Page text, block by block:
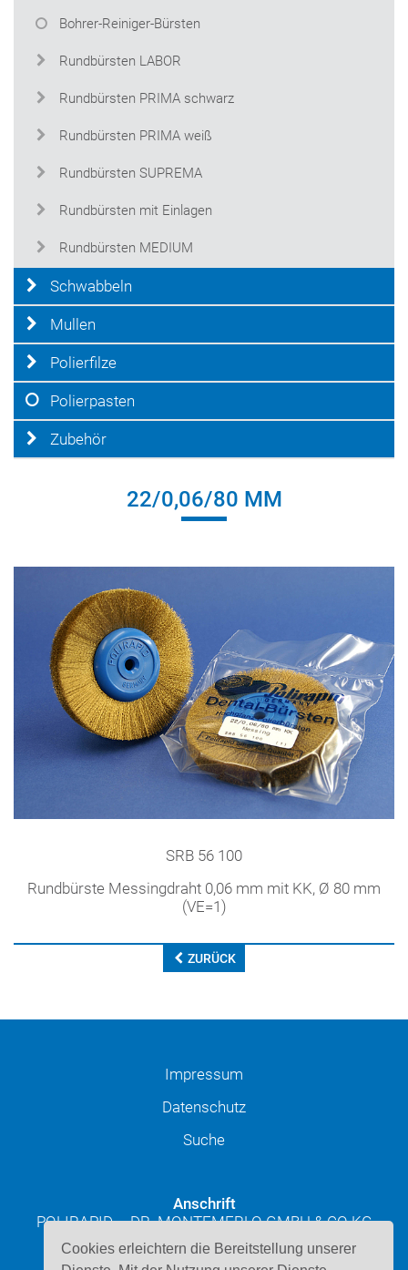
Cookies erleichtern die Bereitstellung unserer
Bohrer-Reiniger-Bürsten
Rundbürsten LABOR
Rundbürsten PRIMA schwarz
Rundbürsten PRIMA weiß
Rundbürsten SUPREMA
Rundbürsten mit Einlagen
Rundbürsten MEDIUM
Schwabbeln
Mullen
Polierfilze
Polierpasten
Zubehör
22/0,06/80 MM
SRB 56 100
Rundbürste Messingdraht 0,06 mm mit KK, Ø 80 mm
(VE=1)
ZURÜCK
Impressum
Datenschutz
Suche
Anschrift
POLIRAPID – DR. MONTEMERLO GMBH & CO KG
Josef-Schüttler-Straße 49
D-78224 Singen